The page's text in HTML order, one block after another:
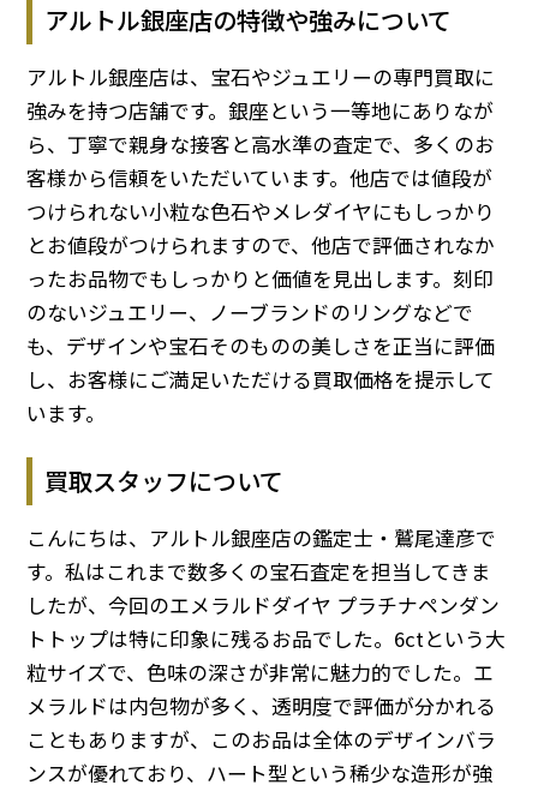
アルトル銀座店の特徴や強みについて
アルトル銀座店は、宝石やジュエリーの専門買取に
強みを持つ店舗です。銀座という一等地にありなが
ら、丁寧で親身な接客と高水準の査定で、多くのお
客様から信頼をいただいています。他店では値段が
つけられない小粒な色石やメレダイヤにもしっかり
とお値段がつけられますので、他店で評価されなか
ったお品物でもしっかりと価値を見出します。刻印
のないジュエリー、ノーブランドのリングなどで
も、デザインや宝石そのものの美しさを正当に評価
し、お客様にご満足いただける買取価格を提示して
います。
買取スタッフについて
こんにちは、アルトル銀座店の鑑定士・鷲尾達彦で
す。私はこれまで数多くの宝石査定を担当してきま
したが、今回のエメラルドダイヤ プラチナペンダン
トトップは特に印象に残るお品でした。6ctという大
粒サイズで、色味の深さが非常に魅力的でした。エ
メラルドは内包物が多く、透明度で評価が分かれる
こともありますが、このお品は全体のデザインバラ
ンスが優れており、ハート型という稀少な造形が強